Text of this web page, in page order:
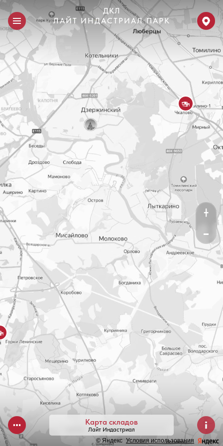
 ПЛК Томилино-1
 ПЛК Горки
 Расположение
Контакты

╋
▬
ДКЛ
Лайт Индастриал
Карта складов
ЛАЙТ ИНДАСТРИАЛ ПАРК
© Яндекс Условия использования
